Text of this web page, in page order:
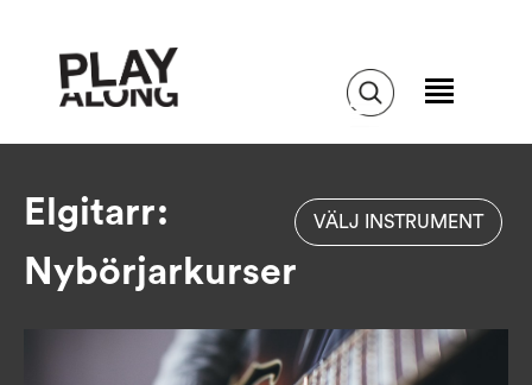
VÄLJ INSTRUMENT
Elgitarr:
Nybörjarkurser